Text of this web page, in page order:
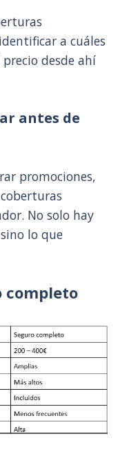
a cuáles
desde ahí
antes de
promociones,
No solo hay
lo que
completo